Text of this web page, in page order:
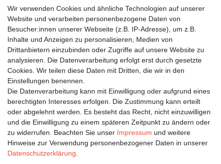
Wunschliste
Warenkorb
Bleiben Sie auf dem Laufenden ...
E-MAIL **
Newsletter
Honig
Hiermit bestätige ich, dass ich die
Einwilligung kann ich jederzeit widerrufen.**
Abonnieren
** Hierbei handelt es sich um ein Pflichtfeld.
Wir verwenden Cookies und ähnliche Technologien auf unserer
Website und verarbeiten personenbezogene Daten von
Besucher:innen unserer Webseite (z.B. IP-Adresse), um z.B.
Inhalte und Anzeigen zu personalisieren, Medien von
Drittanbietern einzubinden oder Zugriffe auf unsere Website zu
analysieren. Die Datenverarbeitung erfolgt erst durch gesetzte
Cookies. Wir teilen diese Daten mit Dritten, die wir in den
Einstellungen benennen.
Die Datenverarbeitung kann mit Einwilligung oder aufgrund eines
berechtigten Interesses erfolgen. Die Zustimmung kann erteilt
oder abgelehnt werden. Es besteht das Recht, nicht einzuwilligen
und die Einwilligung zu einem späteren Zeitpunkt zu ändern oder
zu widerrufen. Beachten Sie unser Impressum und weitere
Hinweise zur Verwendung personenbezogener Daten in unserer
Daten­schutz­erklärung